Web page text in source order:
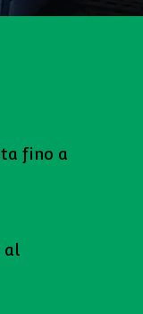
fino a
al